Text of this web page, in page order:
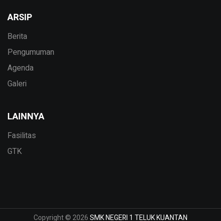
ARSIP
Berita
Pengumuman
Agenda
Galeri
LAINNYA
Fasilitas
GTK
Copyright © 2026SMK NEGERI 1 TELUK KUANTAN